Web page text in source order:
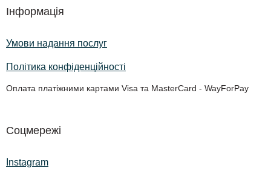
Інформація
Умови надання послуг
Політика конфіденційності
Оплата платіжними картами Visa та MasterCard - WayForPay
Соцмережі
Instagram